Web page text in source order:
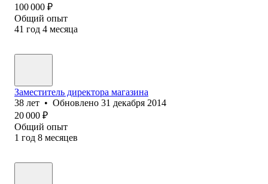
100 000 ₽
Общий опыт
41 год 4 месяца
Заместитель директора магазина
38 лет • Обновлено 31 декабря 2014
20 000 ₽
Общий опыт
1 год 8 месяцев